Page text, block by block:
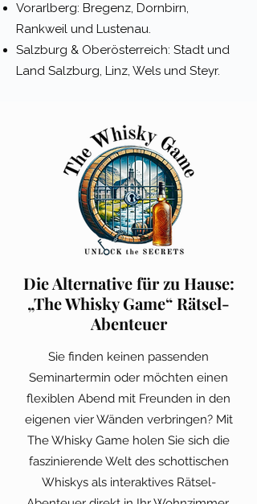
Vorarlberg: Bregenz, Dornbirn,
Rankweil und Lustenau.
Salzburg & Oberösterreich: Stadt und
Land Salzburg, Linz, Wels und Steyr.
Die Alternative für zu Hause:
„The Whisky Game“ Rätsel-
Abenteuer
Sie finden keinen passenden
Seminartermin oder möchten einen
flexiblen Abend mit Freunden in den
eigenen vier Wänden verbringen? Mit
The Whisky Game holen Sie sich die
faszinierende Welt des schottischen
Whiskys als interaktives Rätsel-